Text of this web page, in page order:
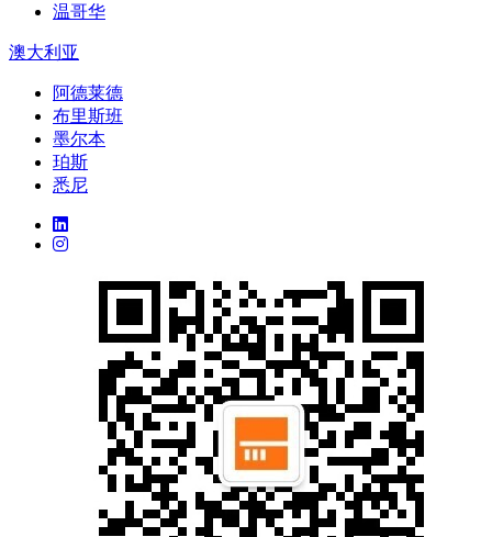
温哥华
澳大利亚
阿德莱德
布里斯班
墨尔本
珀斯
悉尼